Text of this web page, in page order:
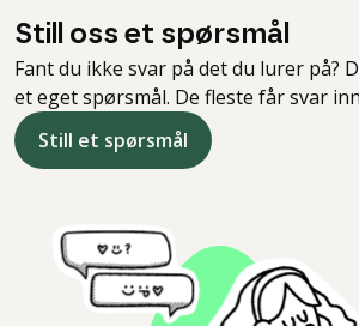
Still oss et spørsmål
Fant du ikke svar på det du lurer på?
et eget spørsmål. De fleste får svar
Still et spørsmål